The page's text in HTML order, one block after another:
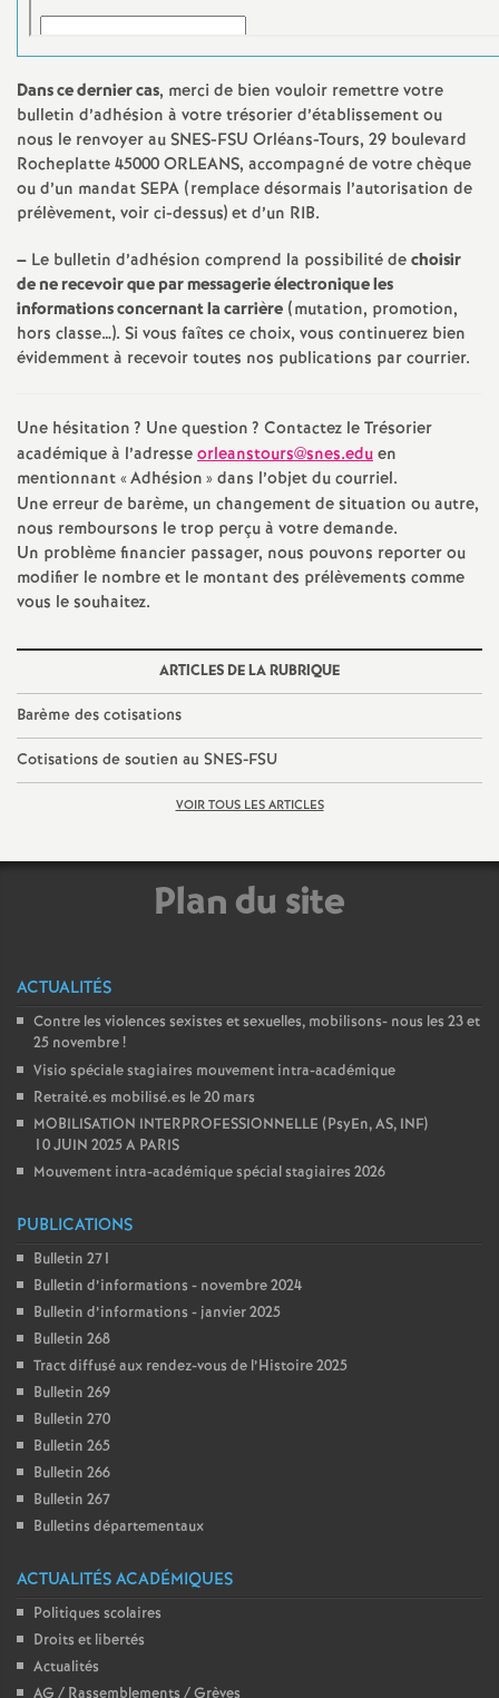
d
e
S
c
o
d
d
e
r
é
O
r
a
n
s
T
o
Dans ce dernier cas, merci de bien vouloir remettre votre
bulletin d’adhésion à votre trésorier d’établissement ou
nous le renvoyer au SNES-FSU Orléans-Tours, 29 boulevard
Rocheplatte 45000 ORLEANS, accompagné de votre chèque
ou d’un mandat SEPA (remplace désormais l’autorisation de
prélèvement, voir ci-dessus) et d’un RIB.
– Le bulletin d’adhésion comprend la possibilité dechoisir
de ne recevoir que par messagerie électronique les
informations concernant la carrière (mutation, promotion,
hors classe…). Si vous faîtes ce choix, vous continuerez bien
évidemment à recevoir toutes nos publications par courrier.
Une hésitation? Une question? Contactez le Trésorier
académique à l’adresseorleanstours@snes.eduen
mentionnant «Adhésion» dans l’objet du courriel.
Une erreur de barème, un changement de situation ou autre,
nous remboursons le trop perçu à votre demande.
Un problème financier passager, nous pouvons reporter ou
modifier le nombre et le montant des prélèvements comme
vous le souhaitez.
ARTICLES DE LA RUBRIQUE
Barème des cotisations
Cotisations de soutien au SNES-FSU
VOIR TOUS LES ARTICLES
Plan du site
ACTUALITÉS
Contre les violences sexistes et sexuelles, mobilisons- nous les 23 et
25 novembre!
Visio spéciale stagiaires mouvement intra-académique
Retraité.es mobilisé.es le 20 mars
MOBILISATION INTERPROFESSIONNELLE (PsyEn, AS, INF)
10 JUIN 2025 A PARIS
Mouvement intra-académique spécial stagiaires 2026
PUBLICATIONS
Bulletin 271
Bulletin d’informations - novembre 2024
Bulletin d’informations - janvier 2025
Bulletin 268
Tract diffusé aux rendez-vous de l’Histoire 2025
Bulletin 269
Bulletin 270
Bulletin 265
Bulletin 266
Bulletin 267
Bulletins départementaux
ACTUALITÉS ACADÉMIQUES
Politiques scolaires
Droits et libertés
Actualités